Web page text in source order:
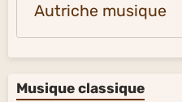
Autriche musique
Musique classique